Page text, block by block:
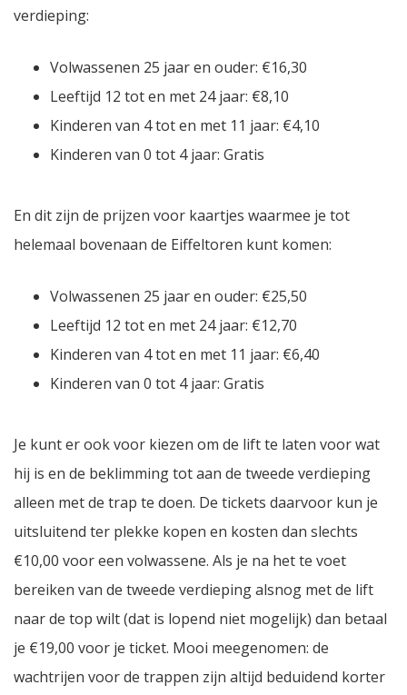
verdieping:
Volwassenen 25 jaar en ouder: €16,30
Leeftijd 12 tot en met 24 jaar: €8,10
Kinderen van 4 tot en met 11 jaar: €4,10
Kinderen van 0 tot 4 jaar: Gratis
En dit zijn de prijzen voor kaartjes waarmee je tot
helemaal bovenaan de Eiffeltoren kunt komen:
Volwassenen 25 jaar en ouder: €25,50
Leeftijd 12 tot en met 24 jaar: €12,70
Kinderen van 4 tot en met 11 jaar: €6,40
Kinderen van 0 tot 4 jaar: Gratis
Je kunt er ook voor kiezen om de lift te laten voor wat
hij is en de beklimming tot aan de tweede verdieping
alleen met de trap te doen. De tickets daarvoor kun je
uitsluitend ter plekke kopen en kosten dan slechts
€10,00 voor een volwassene. Als je na het te voet
bereiken van de tweede verdieping alsnog met de lift
naar de top wilt (dat is lopend niet mogelijk) dan betaal
je €19,00 voor je ticket. Mooi meegenomen: de
wachtrijen voor de trappen zijn altijd beduidend korter